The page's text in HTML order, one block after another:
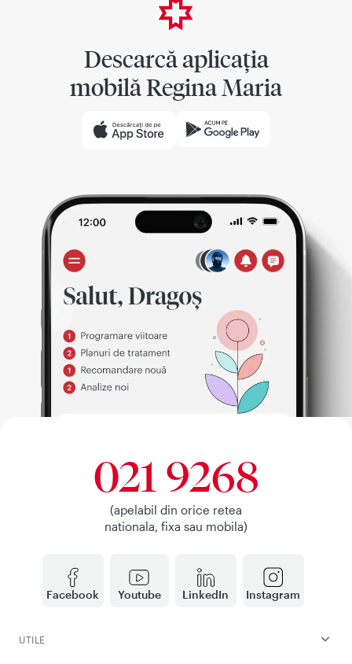
Descarcă aplicația
mobilă Regina Maria
Facebook Youtube LinkedIn Instagram
021 9268
(apelabil din orice retea
nationala, fixa sau mobila)
UTILE